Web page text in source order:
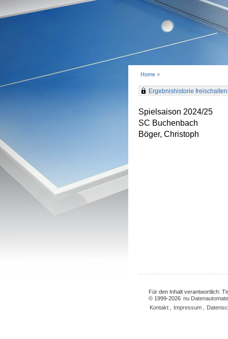
Home >
Ergebnishistorie freischalten
Spielsaison 2024/25
SC Buchenbach
Böger, Christoph
Für den Inhalt verantwortlich:
© 1999-2026 nu
Kontakt
Impressum